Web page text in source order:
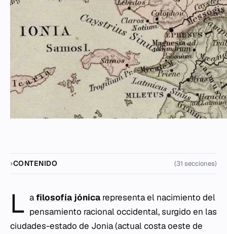
CONTENIDO (31 secciones)
L afilosofía jónica representa el nacimiento del
pensamiento racional occidental, surgido en las
ciudades-estado de Jonia (actual costa oeste de